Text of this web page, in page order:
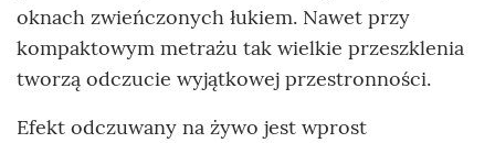
oknach zwieńczonych łukiem. Nawet przy
kompaktowym metrażu tak wielkie przeszklenia
tworzą odczucie wyjątkowej przestronności.
Efekt odczuwany na żywo jest wprost